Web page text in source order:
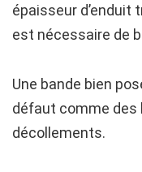
épaisseur d’enduit
est nécessaire de
Une bande bien
défaut comme des
décollements.